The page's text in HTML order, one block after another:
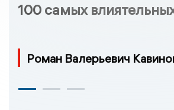
100 самых
Роман Валерьевич